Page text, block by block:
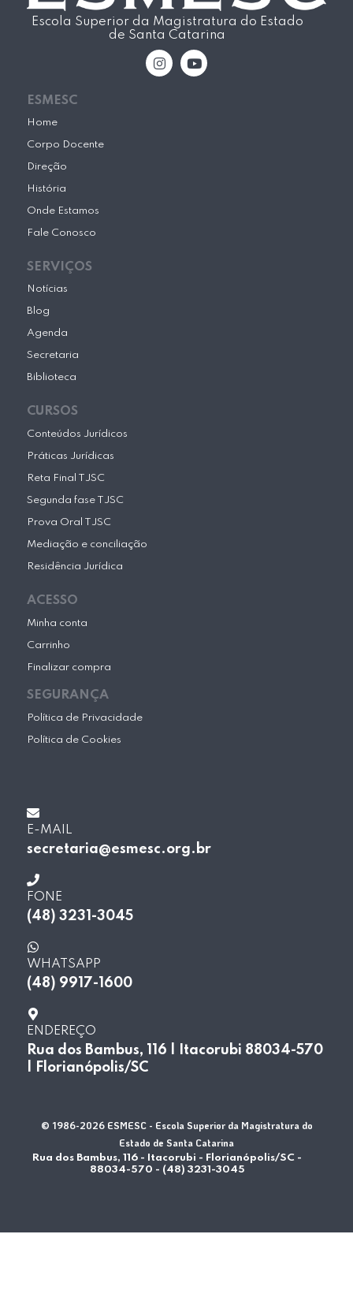
Escola Superior da Magistratura do Estado
de Santa Catarina
I
n
Y
o
ESMESC
Home
Corpo Docente
Direção
História
Onde Estamos
Fale Conosco
SERVIÇOS
Notícias
Blog
Agenda
Secretaria
Biblioteca
CURSOS
Conteúdos Jurídicos
Práticas Jurídicas
Reta Final TJSC
Segunda fase TJSC
Prova Oral TJSC
Mediação e conciliação
Residência Jurídica
ACESSO
Minha conta
Carrinho
Finalizar compra
SEGURANÇA
Política de Privacidade
Política de Cookies
E-MAIL
secretaria@esmesc.org.br
FONE
(48) 3231-3045
WHATSAPP
(48) 9917-1600
ENDEREÇO
Rua dos Bambus, 116 | Itacorubi 88034-570
| Florianópolis/SC
© 1986-2026 ESMESC - Escola Superior da Magistratura do
Estado de Santa Catarina
Rua dos Bambus, 116 - Itacorubi - Florianópolis/SC -
88034-570 - (48) 3231-3045